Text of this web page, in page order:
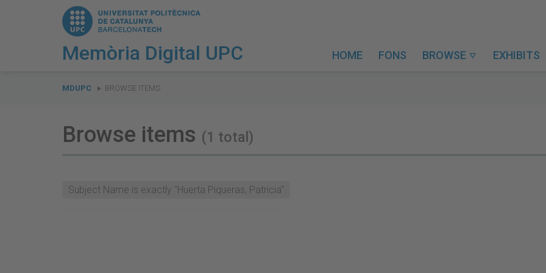
Memòria Digital UPC HOME FONS BROWSE  EXHIBITS
are
MDUPC BROWSE ITEMS
Browse items (1 total)
Subject Name is exactly "Huerta Piqueras, Patricia"